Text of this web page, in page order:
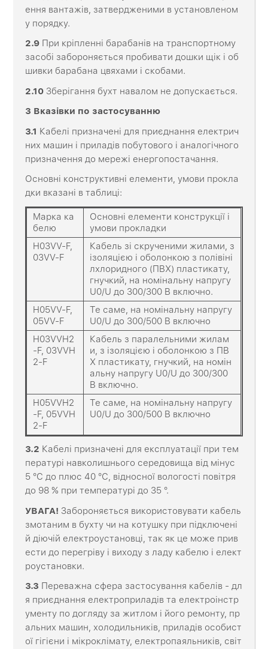
ення вантажів, затвердженими в установленом
у порядку.
2.9 При кріпленні барабанів на транспортному
засобі забороняється пробивати дошки щік і об
шивки барабана цвяхами і скобами.
2.10 Зберігання бухт навалом не допускається.
3 Вказівки по застосуванню
3.1 Кабелі призначені для приєднання електрич
них машин і приладів побутового і аналогічного
призначення до мережі енергопостачання.
Основні конструктивні елементи, умови прокла
дки вказані в таблиці:
Марка ка
белю
Основні елементи конструкції і
умови прокладки
H03VV-F,
03VV-F
Кабель зі скрученими жилами, з
ізоляцією і оболонкою з полівіні
лхлоридного (ПВХ) пластикату,
гнучкий, на номінальну напругу
U0/U до 300/300 В включно.
H05VV-F,
05VV-F
Те саме, на номінальну напругу
U0/U до 300/500 В включно
H03VVH2
-F, 03VVH
2-F
Кабель з паралельними жилам
и, з ізоляцією і оболонкою з ПВ
Х пластикату, гнучкий, на номін
альну напругу U0/U до 300/300
В включно.
H05VVH2
-F, 05VVH
2-F
Те саме, на номінальну напругу
U0/U до 300/500 В включно
3.2 Кабелі призначені для експлуатації при тем
пературі навколишнього середовища від мінус
5 °С до плюс 40 °С, відносної вологості повітря
до 98 % при температурі до 35 °.
УВАГА! Забороняється використовувати кабель
змотаним в бухту чи на котушку при підключені
й діючій електроустановці, так як це може прив
ести до перегріву і виходу з ладу кабелю і елект
роустановки.
3.3 Переважна сфера застосування кабелів - дл
я приєднання електроприладів та електроінстр
ументу по догляду за житлом і його ремонту, пр
альних машин, холодильників, приладів особист
ої гігієни і мікроклімату, електропаяльників, світ